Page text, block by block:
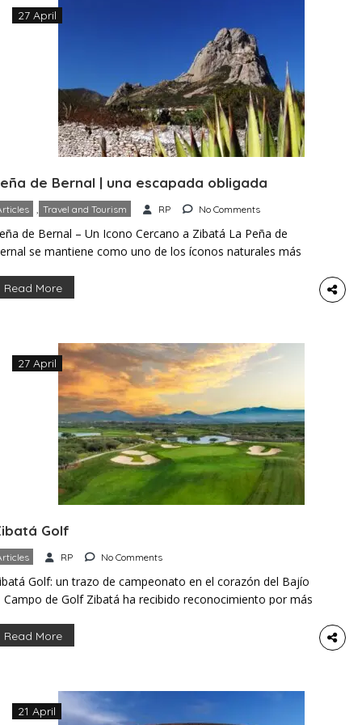
27 April
de Bernal | una escapada obligada
, Travel and Tourism RP No Comments
de Bernal – Un Icono Cercano a Zibatá La Peña de
se mantiene como uno de los íconos naturales más
automóvil suele tomar poco más de una hora. El
Read More
27 April
Golf
RP No Comments
Golf: un trazo de campeonato en el corazón del Bajío
Campo de Golf Zibatá ha recibido reconocimiento por más
de México. El campo abrió en 2013 y pronto se
Read More
21 April